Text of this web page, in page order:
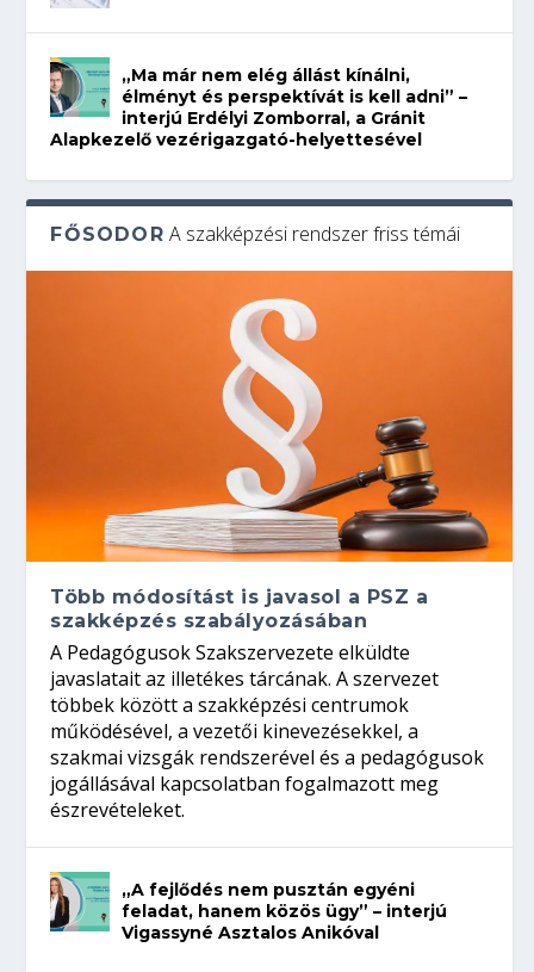
„Ma már nem elég állást kínálni,
élményt és perspektívát is kell adni” –
interjú Erdélyi Zomborral, a Gránit
Alapkezelő vezérigazgató-helyettesével
FŐSODOR A szakképzési rendszer friss témái
Több módosítást is javasol a PSZ a
szakképzés szabályozásában
A Pedagógusok Szakszervezete elküldte
javaslatait az illetékes tárcának. A szervezet
többek között a szakképzési centrumok
működésével, a vezetői kinevezésekkel, a
szakmai vizsgák rendszerével és a pedagógusok
jogállásával kapcsolatban fogalmazott meg
észrevételeket.
„A fejlődés nem pusztán egyéni
feladat, hanem közös ügy” – interjú
Vigassyné Asztalos Anikóval